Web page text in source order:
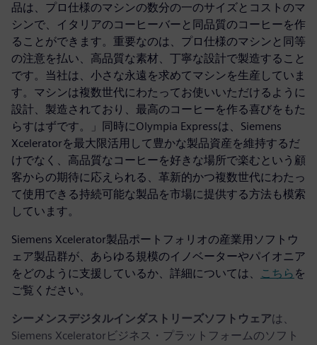
品は、プロ仕様のマシンの数分の一のサイズとコストのマ
シンで、イタリアのコーヒーバーと同品質のコーヒーを作
ることができます。重要なのは、プロ仕様のマシンと同等
の注意を払い、高品質な素材、丁寧な設計で製造すること
です。当社は、小さな永遠を求めてマシンを生産していま
す。マシンは複数世代にわたってお使いいただけるように
設計、製造されており、最高のコーヒーを作る喜びをもた
らすはずです。」同時にOlympia Expressは、Siemens
Xceleratorを最大限活用して豊かな製品資産を維持するだ
けでなく、高品質なコーヒーを好きな場所で楽むという顧
客からの期待に応えられる、革新的かつ複数世代にわたっ
て使用できる持続可能な製品を市場に提供する方法も模索
しています。
Siemens Xcelerator製品ポートフォリオの産業用ソフトウ
ェア製品群が、あらゆる規模のイノベーターやパイオニア
をどのように支援しているか、詳細については、
こちら を
ご覧ください。
シーメンスデジタルインダストリーズソフトウェアは、
Siemens Xceleratorビジネス・プラットフォームのソフト